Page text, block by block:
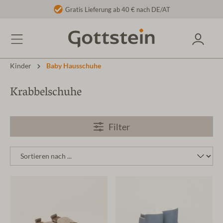
Gratis Lieferung ab 40 € nach DE/AT
Kinder Baby Hausschuhe
Krabbelschuhe
Filter